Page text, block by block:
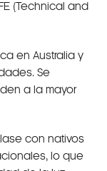
(Technical and
en Australia y
Se
a la mayor
con nativos
lo que